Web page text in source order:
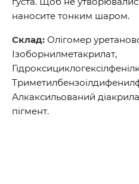
наносите тонким шаром.
Склад: Олігомер
Ізоборнилметакрилат,
Алкаксильований
пігмент.